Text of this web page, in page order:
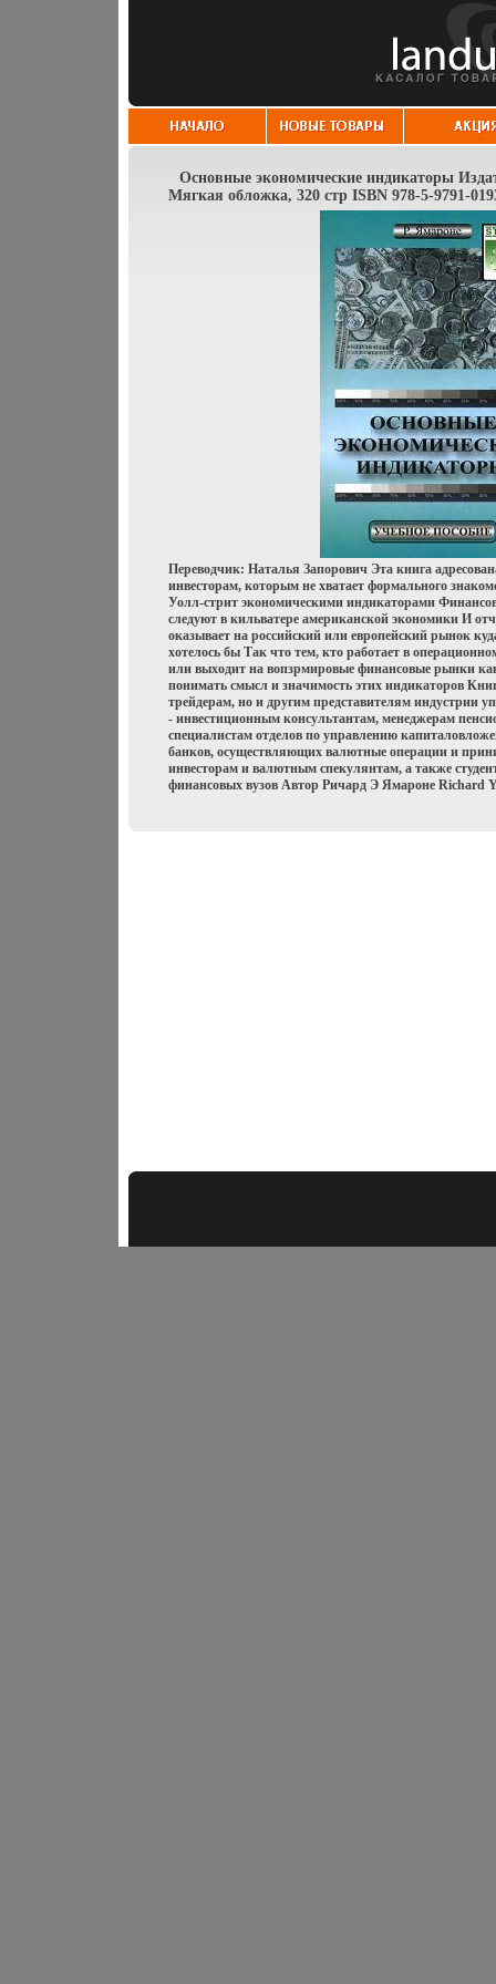
Основные экономические индикаторы
Мягкая обложка, 320 стр ISBN 978-5-9791-
Переводчик: Наталья Запорович Эта книга
инвесторам, которым не хватает формального
Уолл-стрит экономическими индикаторами
следуют в кильватере американской экономики И
оказывает на российский или европейский рынок
хотелось бы Так что тем, кто работает в
или выходит на вопзрмировые финансовые рынки
понимать смысл и значимость этих индикаторов
трейдерам, но и другим представителям индустрии
- инвестиционным консультантам, менеджерам
специалистам отделов по управлению
банков, осуществляющих валютные операции и
инвесторам и валютным спекулянтам, а также
финансовых вузов Автор Ричард Э Ямароне Richard